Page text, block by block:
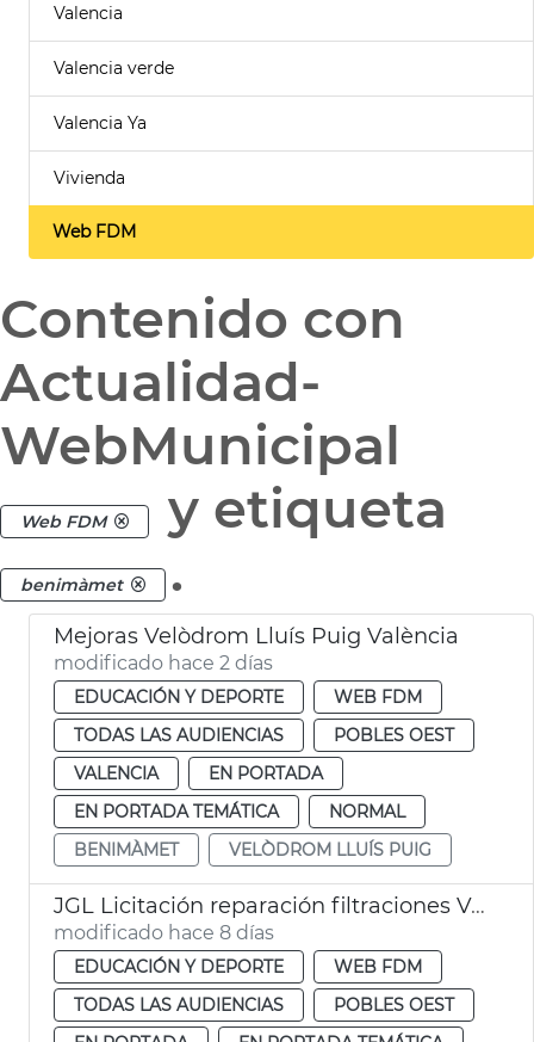
Valencia
Valencia verde
Valencia Ya
Vivienda
Web FDM
Contenido con
Actualidad-
WebMunicipal
Web FDM y etiqueta
benimàmet .
Mejoras Velòdrom Lluís Puig València
modificado hace 2 días
EDUCACIÓN Y DEPORTE
WEB FDM
TODAS LAS AUDIENCIAS
POBLES OEST
VALENCIA
EN PORTADA
EN PORTADA TEMÁTICA
NORMAL
BENIMÀMET
VELÒDROM LLUÍS PUIG
JGL Licitación reparación filtraciones Velódromo València
modificado hace 8 días
EDUCACIÓN Y DEPORTE
WEB FDM
TODAS LAS AUDIENCIAS
POBLES OEST